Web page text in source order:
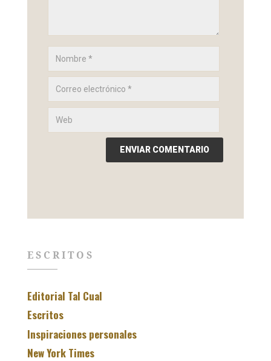
ESCRITOS
Editorial Tal Cual
Escritos
Inspiraciones personales
New York Times